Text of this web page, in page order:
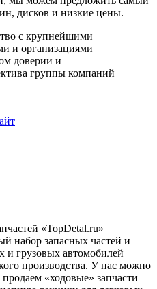
дисков и низкие цены.
с крупнейшими
и организациями
доверии и
группы компаний
«TopDetal.ru»
набор запасных частей и
и грузовых автомобилей
производства. У нас можно
«ходовые» запчасти